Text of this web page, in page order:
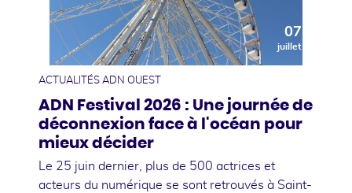
07
juillet
ACTUALITÉS ADN OUEST
ADN Festival 2026 : Une journée de
déconnexion face à l'océan pour
mieux décider
Le 25 juin dernier, plus de 500 actrices et
acteurs du numérique se sont retrouvés à Saint-